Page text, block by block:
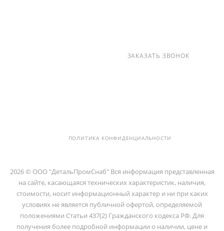
ЗАКАЗАТЬ ЗВОНОК
ПОЛИТИКА КОНФИДЕНЦИАЛЬНОСТИ
2026 © ООО "ДетальПромСнаб" Вся информация представленная
на сайте, касающаяся технических характеристик, наличия,
стоимости, носит информационный характер и ни при каких
условиях не является публичной офертой, определяемой
положениями Статьи 437(2) Гражданского кодекса РФ. Для
получения более подробной информации о наличии, цене и